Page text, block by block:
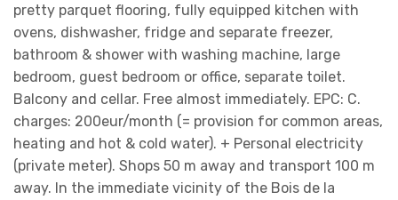
pretty parquet flooring, fully equipped kitchen with
ovens, dishwasher, fridge and separate freezer,
bathroom & shower with washing machine, large
bedroom, guest bedroom or office, separate toilet.
Balcony and cellar. Free almost immediately. EPC: C.
charges: 200eur/month (= provision for common areas,
heating and hot & cold water). + Personal electricity
(private meter). Shops 50 m away and transport 100 m
away. In the immediate vicinity of the Bois de la